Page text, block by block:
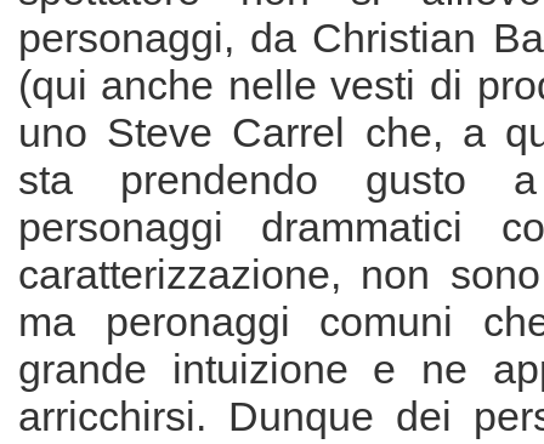
personaggi, da Christian
(qui anche nelle vesti di
uno Steve Carrel che, a
sta prendendo gusto a
personaggi drammatici
caratterizzazione, non
ma peronaggi comuni
grande intuizione e ne
arricchirsi. Dunque dei